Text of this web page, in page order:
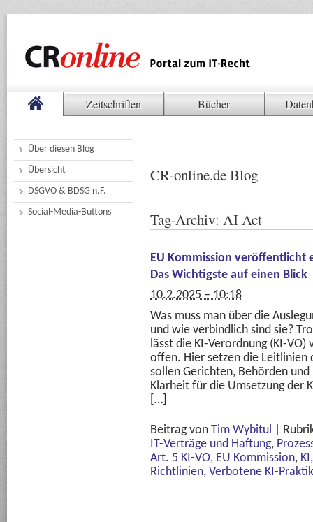
Zeitschriften Bücher
Über diesen Blog
Übersicht
DSGVO & BDSG n.F.
Social-Media-Buttons
CR-online.de Blog
Tag-Archiv: AI Act
EU Kommission veröffentlicht
Das Wichtigste auf einen Blick
10.2.2025 – 10:18
Was muss man über die
und wie verbindlich sind sie?
lässt die KI-Verordnung (KI-
offen. Hier setzen die Leitlinien
sollen Gerichten, Behörden
Klarheit für die Umsetzung der
[…]
Beitrag von Tim Wybitul
IT-Verträge und Haftung,
Art. 5 KI-VO, EU Kommission, KI
Richtlinien, Verbotene KI-